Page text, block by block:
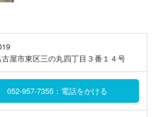
屋市東区三の丸四丁目３番１４号
052-957-7355：電話をかける